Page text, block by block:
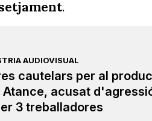
.
AUDIOVISUAL
cautelars per al
Atance, acusat
3 treballadores